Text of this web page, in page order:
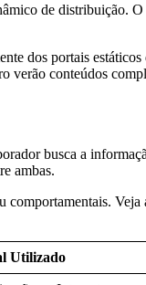
de distribuição.
dos portais
verão conteúdos
busca a
ambas.
comportamentais.
Utilizado